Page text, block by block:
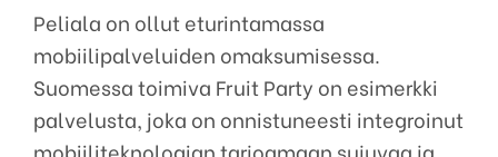
Peliala on ollut eturintamassa
mobiilipalveluiden omaksumisessa.
Suomessa toimiva Fruit Party on esimerkki
palvelusta, joka on onnistuneesti integroinut